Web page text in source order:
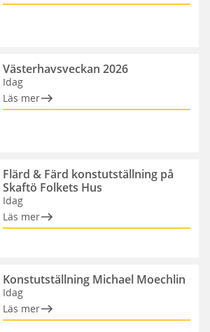
Västerhavsveckan 2026
Idag
Läs mer
Flärd & Färd konstutställning på
Skaftö Folkets Hus
Idag
Läs mer
Konstutställning Michael Moechlin
Idag
Läs mer